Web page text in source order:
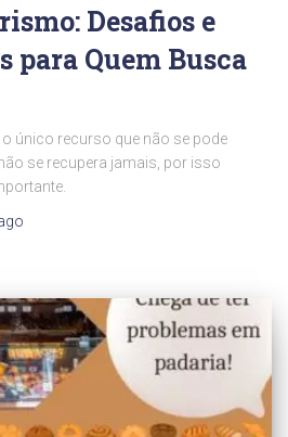
Desafios e
para Quem Busca
único recurso que não se pode
se recupera jamais, por isso